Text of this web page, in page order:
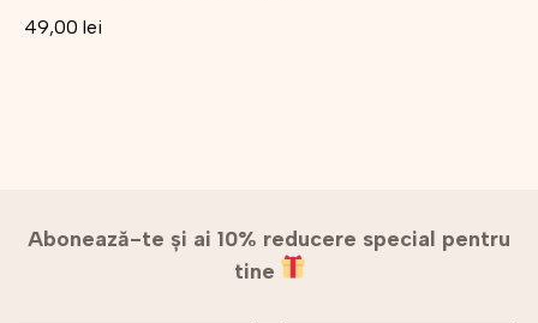
49,00 lei
Abonează-te și ai 10% reducere special pentru
tine